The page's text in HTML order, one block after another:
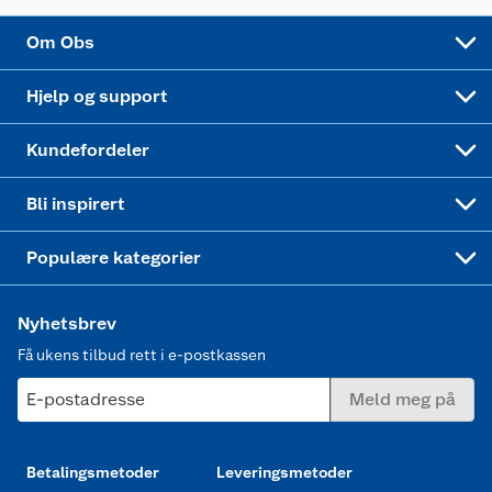
Om Obs
Hjelp og support
Kundefordeler
Bli inspirert
Populære kategorier
Nyhetsbrev
Få ukens tilbud rett i e-postkassen
E-postadresse Meld meg på
Betalingsmetoder Leveringsmetoder